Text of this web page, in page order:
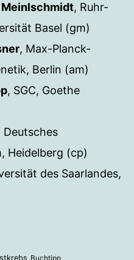
Meinlschmidt, Ruhr-
Basel (gm)
, Max-Planck-
Berlin (am)
, SGC, Goethe
Deutsches
Heidelberg (cp)
des Saarlandes,